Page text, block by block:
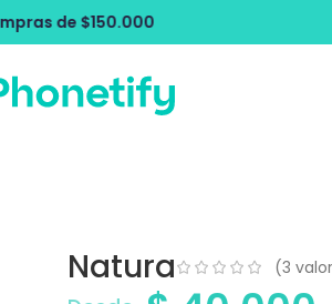
Envío Gratis por
Natura (3